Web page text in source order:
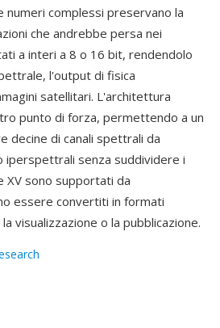
numeri complessi preservano la
che andrebbe persa nei
a interi a 8 o 16 bit, rendendolo
l'output di fisica
satellitari. L'architettura
punto di forza, permettendo a un
decine di canali spettrali da
senza suddividere i
XV sono supportati da
essere convertiti in formati
visualizzazione o la pubblicazione.